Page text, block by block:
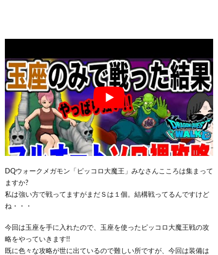
DQウォークメガモン「ピッコロ大魔王」みなさんこころは集まって
ますか?
私は強い方で戦ってますがまだＳは１個。結構戦ってるんですけど
ね・・・
今回は玉座を手に入れたので、玉座を使ったピッコロ大魔王戦の攻
略をやっていきます!!
既に色々な攻略が世に出ているので難しい所ですが、今回は装備は